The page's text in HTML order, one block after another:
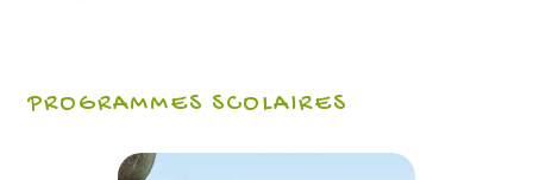
PROGRAMMES SCOLAIRES